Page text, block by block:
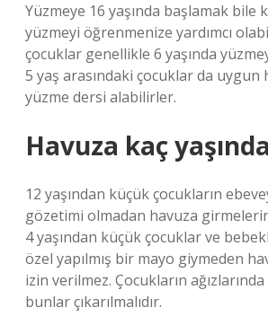
Yüzmeye 16 yaşında başlamak bile
yüzmeyi öğrenmenize yardımcı
çocuklar genellikle 6 yaşında
5 yaş arasındaki çocuklar da uygun
yüzme dersi alabilirler.
Havuza kaç
12 yaşından küçük çocukların
gözetimi olmadan havuza
4 yaşından küçük çocuklar ve
özel yapılmış bir mayo giymeden
izin verilmez. Çocukların ağızlarında
bunlar çıkarılmalıdır.